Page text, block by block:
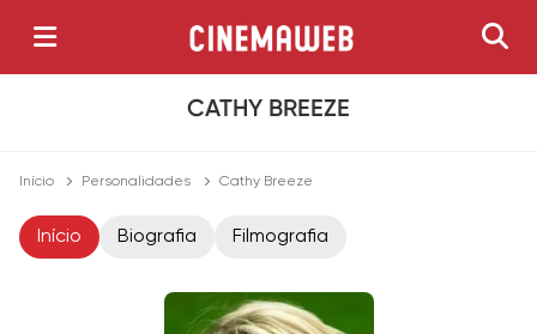
CATHY BREEZE
Início Personalidades Cathy Breeze
Início Biografia Filmografia